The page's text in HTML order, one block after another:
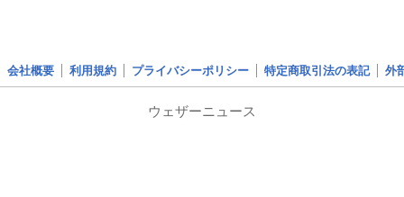
会社概要 利用規約 プライバシーポリシー 特定商取引法の表記 外
ウェザーニュース